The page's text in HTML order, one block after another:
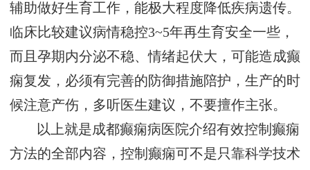
辅助做好生育工作，能极大程度降低疾病遗传。
临床比较建议病情稳控3~5年再生育安全一些，
而且孕期内分泌不稳、情绪起伏大，可能造成癫
痫复发，必须有完善的防御措施陪护，生产的时
候注意产伤，多听医生建议，不要擅作主张。
以上就是成都癫痫病医院介绍有效控制癫痫
方法的全部内容，控制癫痫可不是只靠科学技术